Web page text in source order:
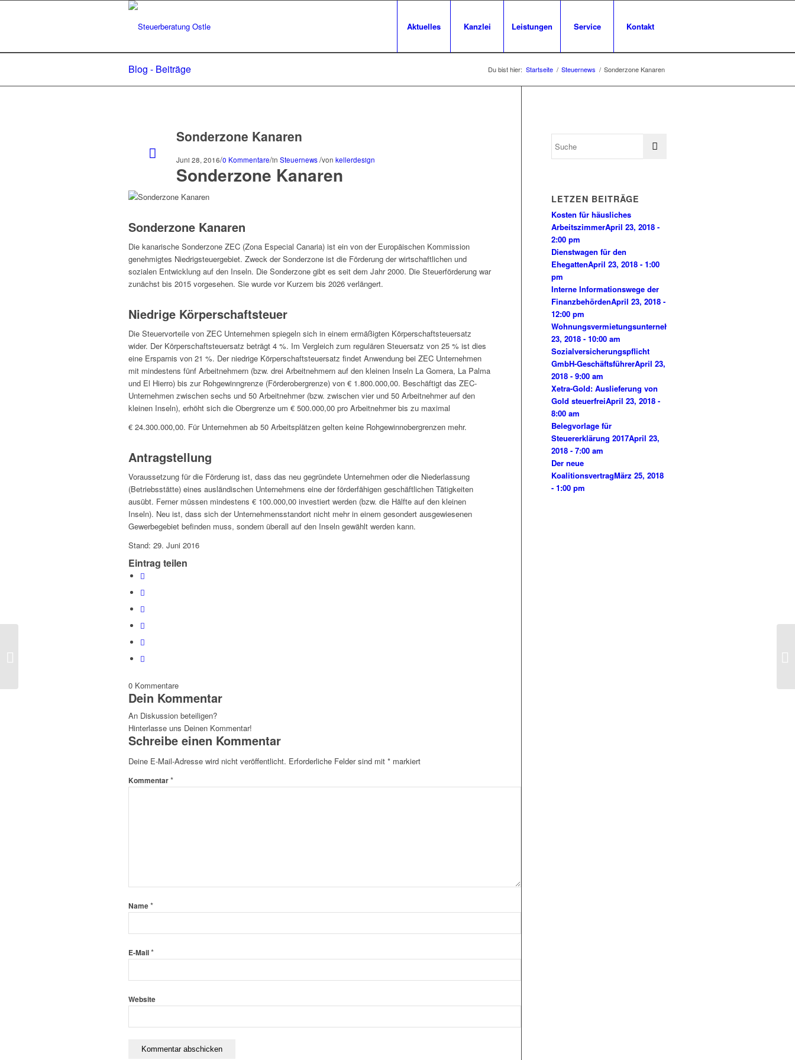
Aktuelles Kanzlei Leistungen Service Kontakt
Blog - Beiträge Du bist hier: Startseite / Steuernews / Sonderzone Kanaren
Sonderzone Kanaren
Juni 28, 2016/0 Kommentare/in Steuernews/von kellerdesign
Sonderzone Kanaren
Sonderzone Kanaren
Die kanarische Sonderzone ZEC (Zona Especial Canaria) ist ein von der Europäischen Kommission
genehmigtes Niedrigsteuergebiet. Zweck der Sonderzone ist die Förderung der wirtschaftlichen und
sozialen Entwicklung auf den Inseln. Die Sonderzone gibt es seit dem Jahr 2000. Die Steuerförderung war
zunächst bis 2015 vorgesehen. Sie wurde vor Kurzem bis 2026 verlängert.
Niedrige Körperschaftsteuer
Die Steuervorteile von ZEC Unternehmen spiegeln sich in einem ermäßigten Körperschaftsteuersatz
wider. Der Körperschaftsteuersatz beträgt 4 %. Im Vergleich zum regulären Steuersatz von 25 % ist dies
eine Ersparnis von 21 %. Der niedrige Körperschaftsteuersatz findet Anwendung bei ZEC Unternehmen
mit mindestens fünf Arbeitnehmern (bzw. drei Arbeitnehmern auf den kleinen Inseln La Gomera, La Palma
und El Hierro) bis zur Rohgewinngrenze (Förderobergrenze) von € 1.800.000,00. Beschäftigt das ZEC-
Unternehmen zwischen sechs und 50 Arbeitnehmer (bzw. zwischen vier und 50 Arbeitnehmer auf den
kleinen Inseln), erhöht sich die Obergrenze um € 500.000,00 pro Arbeitnehmer bis zu maximal
€ 24.300.000,00. Für Unternehmen ab 50 Arbeitsplätzen gelten keine Rohgewinnobergrenzen mehr.
Antragstellung
Voraussetzung für die Förderung ist, dass das neu gegründete Unternehmen oder die Niederlassung
(Betriebsstätte) eines ausländischen Unternehmens eine der förderfähigen geschäftlichen Tätigkeiten
ausübt. Ferner müssen mindestens € 100.000,00 investiert werden (bzw. die Hälfte auf den kleinen
Inseln). Neu ist, dass sich der Unternehmensstandort nicht mehr in einem gesondert ausgewiesenen
Gewerbegebiet befinden muss, sondern überall auf den Inseln gewählt werden kann.
Stand: 29. Juni 2016
Eintrag teilen
0 Kommentare
Dein Kommentar
An Diskussion beteiligen?
Hinterlasse uns Deinen Kommentar!
Schreibe einen Kommentar
Deine E-Mail-Adresse wird nicht veröffentlicht. Erforderliche Felder sind mit * markiert
Kommentar*
Name*
E-Mail*
Website
LETZEN BEITRÄGE
Kosten für häusliches
ArbeitszimmerApril 23, 2018 -
2:00 pm
Dienstwagen für den
EhegattenApril 23, 2018 - 1:00
pm
Interne Informationswege der
FinanzbehördenApril 23, 2018 -
12:00 pm
Wohnungsvermietungsunternehmen
23, 2018 - 10:00 am
Sozialversicherungspflicht
GmbH-GeschäftsführerApril 23,
2018 - 9:00 am
Xetra-Gold: Auslieferung von
Gold steuerfreiApril 23, 2018 -
8:00 am
Belegvorlage für
Steuererklärung 2017April 23,
2018 - 7:00 am
Der neue
KoalitionsvertragMärz 25, 2018
- 1:00 pm